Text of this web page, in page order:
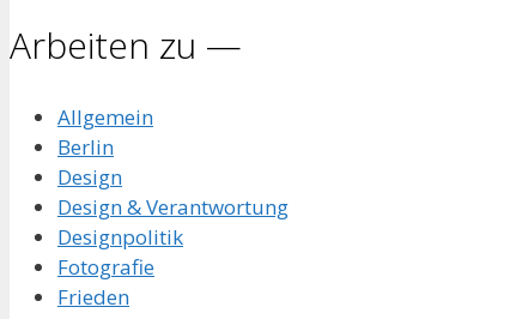
Arbeiten zu —
Allgemein
Berlin
Design
Design & Verantwortung
Designpolitik
Fotografie
Frieden